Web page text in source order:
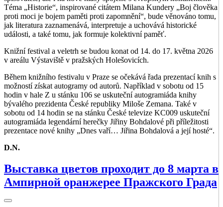
Téma „Historie“, inspirované citátem Milana Kundery „Boj člověka
proti moci je bojem paměti proti zapomnění“, bude věnováno tomu,
jak literatura zaznamenává, interpretuje a uchovává historické
události, a také tomu, jak formuje kolektivní paměť.
Knižní festival a veletrh se budou konat od 14. do 17. května 2026
v areálu Výstaviště v pražských Holešovicích.
Během knižního festivalu v Praze se očekává řada prezentací knih s
možností získat autogramy od autorů. Například v sobotu od 15
hodin v hale Z u stánku 106 se uskuteční autogramiáda knihy
bývalého prezidenta České republiky Miloše Zemana. Také v
sobotu od 14 hodin se na stánku České televize KC009 uskuteční
autogramiáda legendární herečky Jiřiny Bohdalové při příležitosti
prezentace nové knihy „Dnes vaří… Jiřina Bohdalová a její hosté“.
D.N.
Выставка цветов проходит до 8 марта в
Ампирной оранжерее Пражского Града